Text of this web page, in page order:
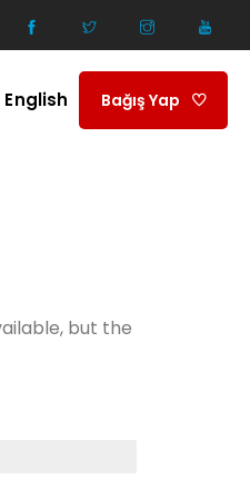
English Bağış Yap
but the